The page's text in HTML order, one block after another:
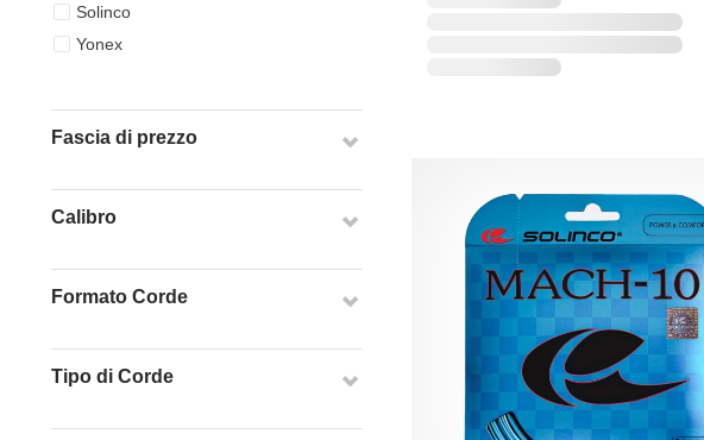
Solinco
Yonex
Fascia di prezzo
Calibro
Formato Corde
Tipo di Corde